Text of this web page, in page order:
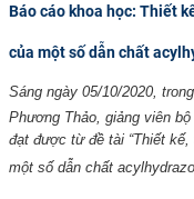
Báo cáo khoa học: Thiết
của một số dẫn chất
Sáng ngày 05/10/2020,
Phương Thảo, giảng viên
đạt được từ đề tài “Thiết
một số dẫn chất